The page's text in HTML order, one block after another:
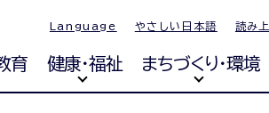
Language やさしい日本語 読み
育 健康・福祉 まちづくり・環境